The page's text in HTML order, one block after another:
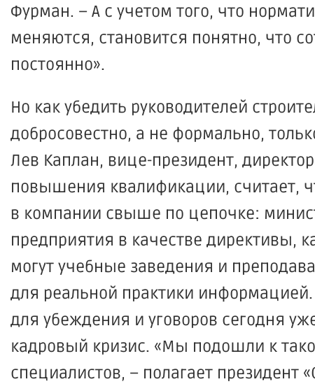
Фурман. – А с учетом того, что
меняются, становится понятно, что
постоянно».
Но как убедить руководителей
добросовестно, а не формально,
Лев Каплан, вице-президент, директор
повышения квалификации, считает,
в компании свыше по цепочке:
предприятия в качестве директивы,
могут учебные заведения и
для реальной практики
для убеждения и уговоров сегодня
кадровый кризис. «Мы подошли к
специалистов, – полагает президент